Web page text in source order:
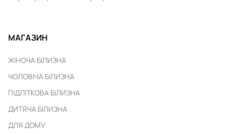
МАГАЗИН
ЖІНОЧА БІЛИЗНА
ЧОЛОВІЧА БІЛИЗНА
ПІДЛІТКОВА БІЛИЗНА
ДИТЯЧА БІЛИЗНА
ДЛЯ ДОМУ